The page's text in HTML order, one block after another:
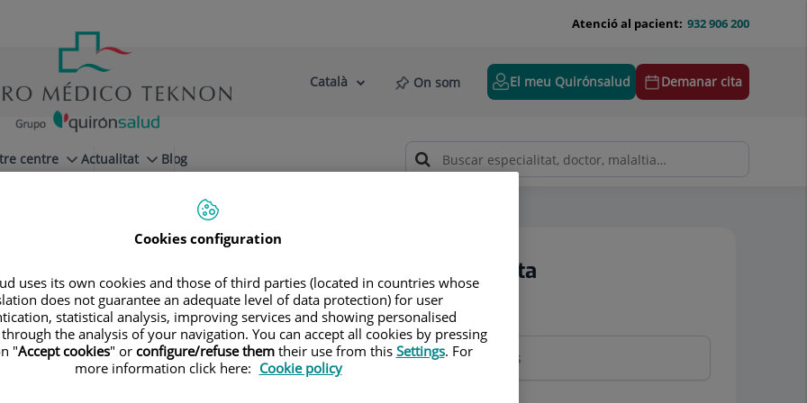
932 906 200
Atenció al pacient:
Selector
Llenguatge
Català On som El meu Quirónsalud Demanar cita
centre Actualitat Blog
Cómo explicamos su epilepsia a los niños
Russi y Oliver
Demanar cita
Nom i cognoms
Cookies configuration
uses its own cookies and those of third parties (located in countries whose
does not guarantee an adequate level of data protection) for user
statistical analysis, improving services and showing personalised
the analysis of your navigation. You can accept all cookies by pressing
"Accept cookies" or configure/refuse themtheir use from this Settings. For
more information click here: Cookie policy